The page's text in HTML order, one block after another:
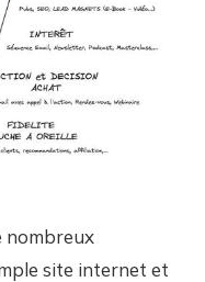
nombreux
site internet et